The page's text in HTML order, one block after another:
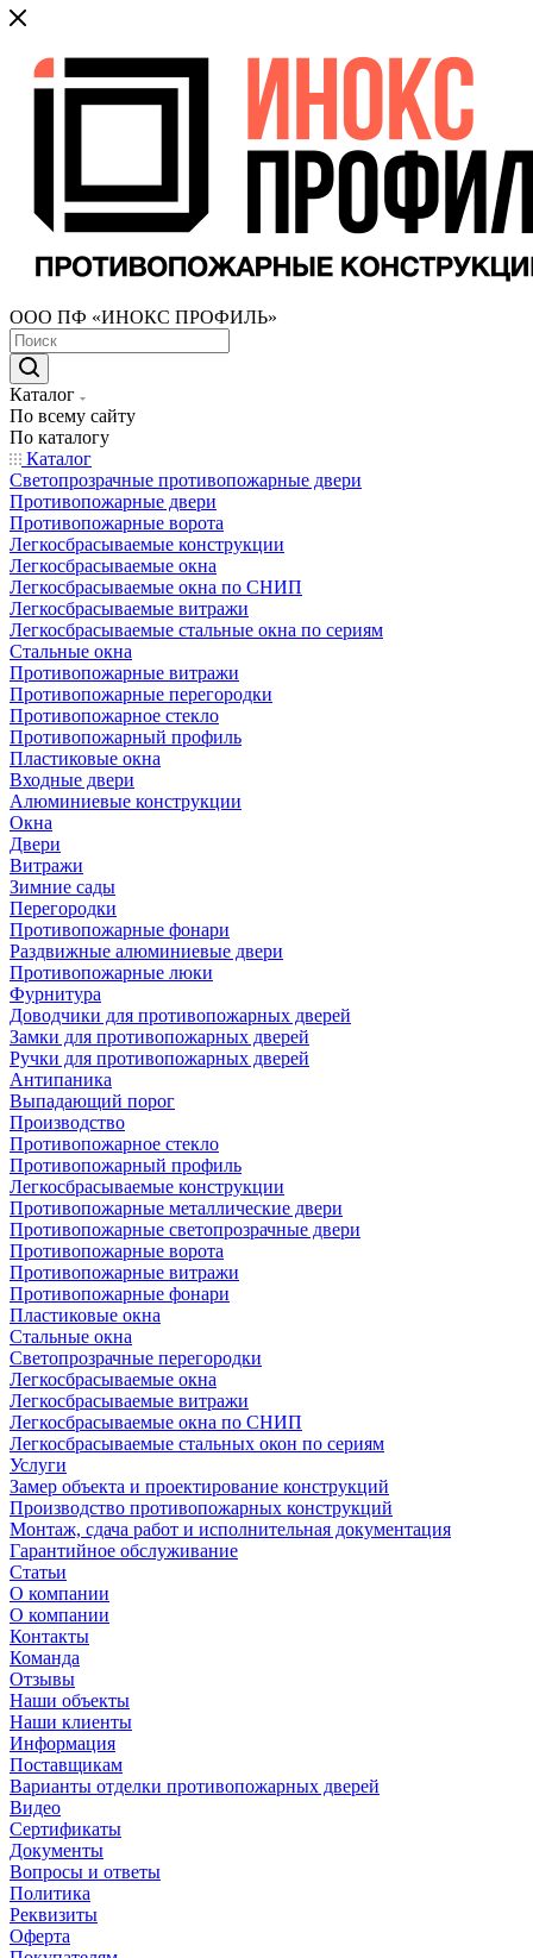
ООО ПФ «ИНОКС ПРОФИЛЬ»
Каталог
По всему сайту
По каталогу
Каталог
Светопрозрачные противопожарные двери
Противопожарные двери
Противопожарные ворота
Легкосбрасываемые конструкции
Легкосбрасываемые окна
Легкосбрасываемые окна по СНИП
Легкосбрасываемые витражи
Легкосбрасываемые стальные окна по сериям
Стальные окна
Противопожарные витражи
Противопожарные перегородки
Противопожарное стекло
Противопожарный профиль
Пластиковые окна
Входные двери
Алюминиевые конструкции
Окна
Двери
Витражи
Зимние сады
Перегородки
Противопожарные фонари
Раздвижные алюминиевые двери
Противопожарные люки
Фурнитура
Доводчики для противопожарных дверей
Замки для противопожарных дверей
Ручки для противопожарных дверей
Антипаника
Выпадающий порог
Производство
Противопожарное стекло
Противопожарный профиль
Легкосбрасываемые конструкции
Противопожарные металлические двери
Противопожарные светопрозрачные двери
Противопожарные ворота
Противопожарные витражи
Противопожарные фонари
Пластиковые окна
Стальные окна
Светопрозрачные перегородки
Легкосбрасываемые окна
Легкосбрасываемые витражи
Легкосбрасываемые окна по СНИП
Легкосбрасываемые стальных окон по сериям
Услуги
Замер объекта и проектирование конструкций
Производство противопожарных конструкций
Монтаж, сдача работ и исполнительная документация
Гарантийное обслуживание
Статьи
О компании
О компании
Контакты
Команда
Отзывы
Наши объекты
Наши клиенты
Информация
Поставщикам
Варианты отделки противопожарных дверей
Видео
Сертификаты
Документы
Вопросы и ответы
Политика
Реквизиты
Оферта